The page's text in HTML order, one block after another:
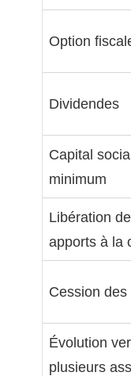
Option
Dividendes
Capital
minimum
Libération
apports à la
Cession des
Évolution
plusieurs